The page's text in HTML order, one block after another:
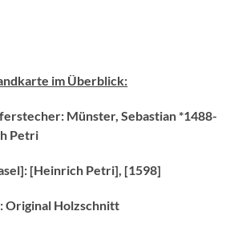
im Überblick:
Münster, Sebastian *1488-
Petri
[Heinrich Petri], [1598]
Original Holzschnitt